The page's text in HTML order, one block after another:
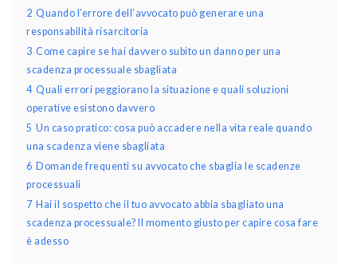
2 Quando l’errore dell’avvocato può generare una
responsabilità risarcitoria
3 Come capire se hai davvero subito un danno per una
scadenza processuale sbagliata
4 Quali errori peggiorano la situazione e quali soluzioni
operative esistono davvero
5 Un caso pratico: cosa può accadere nella vita reale quando
una scadenza viene sbagliata
6 Domande frequenti su avvocato che sbaglia le scadenze
processuali
7 Hai il sospetto che il tuo avvocato abbia sbagliato una
scadenza processuale? Il momento giusto per capire cosa fare
è adesso